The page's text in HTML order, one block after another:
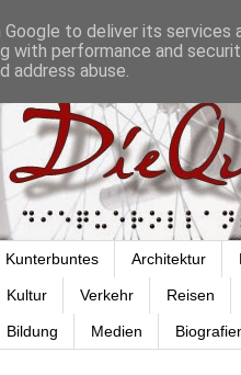
Kunterbuntes Architektur
Kultur Verkehr Reisen
Bildung Medien
to deliver its services
with performance and
address abuse.